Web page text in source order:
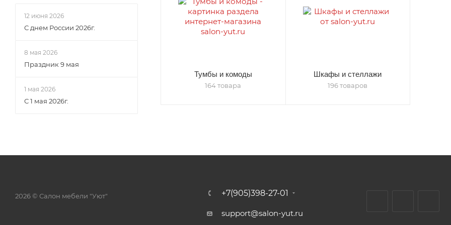
Тумбы и комоды
164 товара
Шкафы и стеллажи
196 товаров
12 июня 2026
С днем России 2026г.
8 мая 2026
Праздник 9 мая
1 мая 2026
С 1 мая 2026г.
2026 © Салон мебели "Уют" +7(905)398-27-01
support@salon-yut.ru